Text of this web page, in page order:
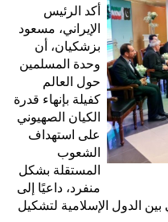
أكد الرئيس
الإيراني، مسعود
بزشكيان، أن
وحدة المسلمين
حول العالم
كفيلة بإنهاء قدرة
الكيان الصهيوني
على استهداف
الشعوب
المستقلة بشكل
منفرد، داعيًا إلى
الدول الإسلامية لتشكيل